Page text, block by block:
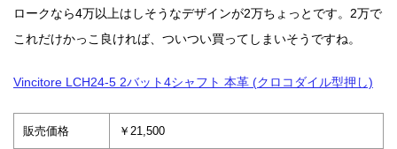
ロークなら4万以上はしそうなデザインが2万ちょっとです。2万で
これだけかっこ良ければ、ついつい買ってしまいそうですね。
Vincitore LCH24-5 2バット4シャフト 本革 (クロコダイル型押し)
販売価格 ￥21,500